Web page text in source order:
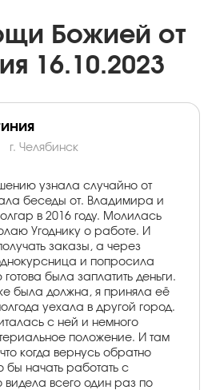
Божией от
16.10.2023
г. Челябинск
узнала случайно от
беседы от. Владимира и
в 2016 году. Молилась
Угоднику о работе. И
заказы, а через
и попросила
была заплатить деньги.
была должна, я приняла её
уехала в другой город.
с ней и немного
положение. И там
когда вернусь обратно
начать работать с
видела всего один раз по